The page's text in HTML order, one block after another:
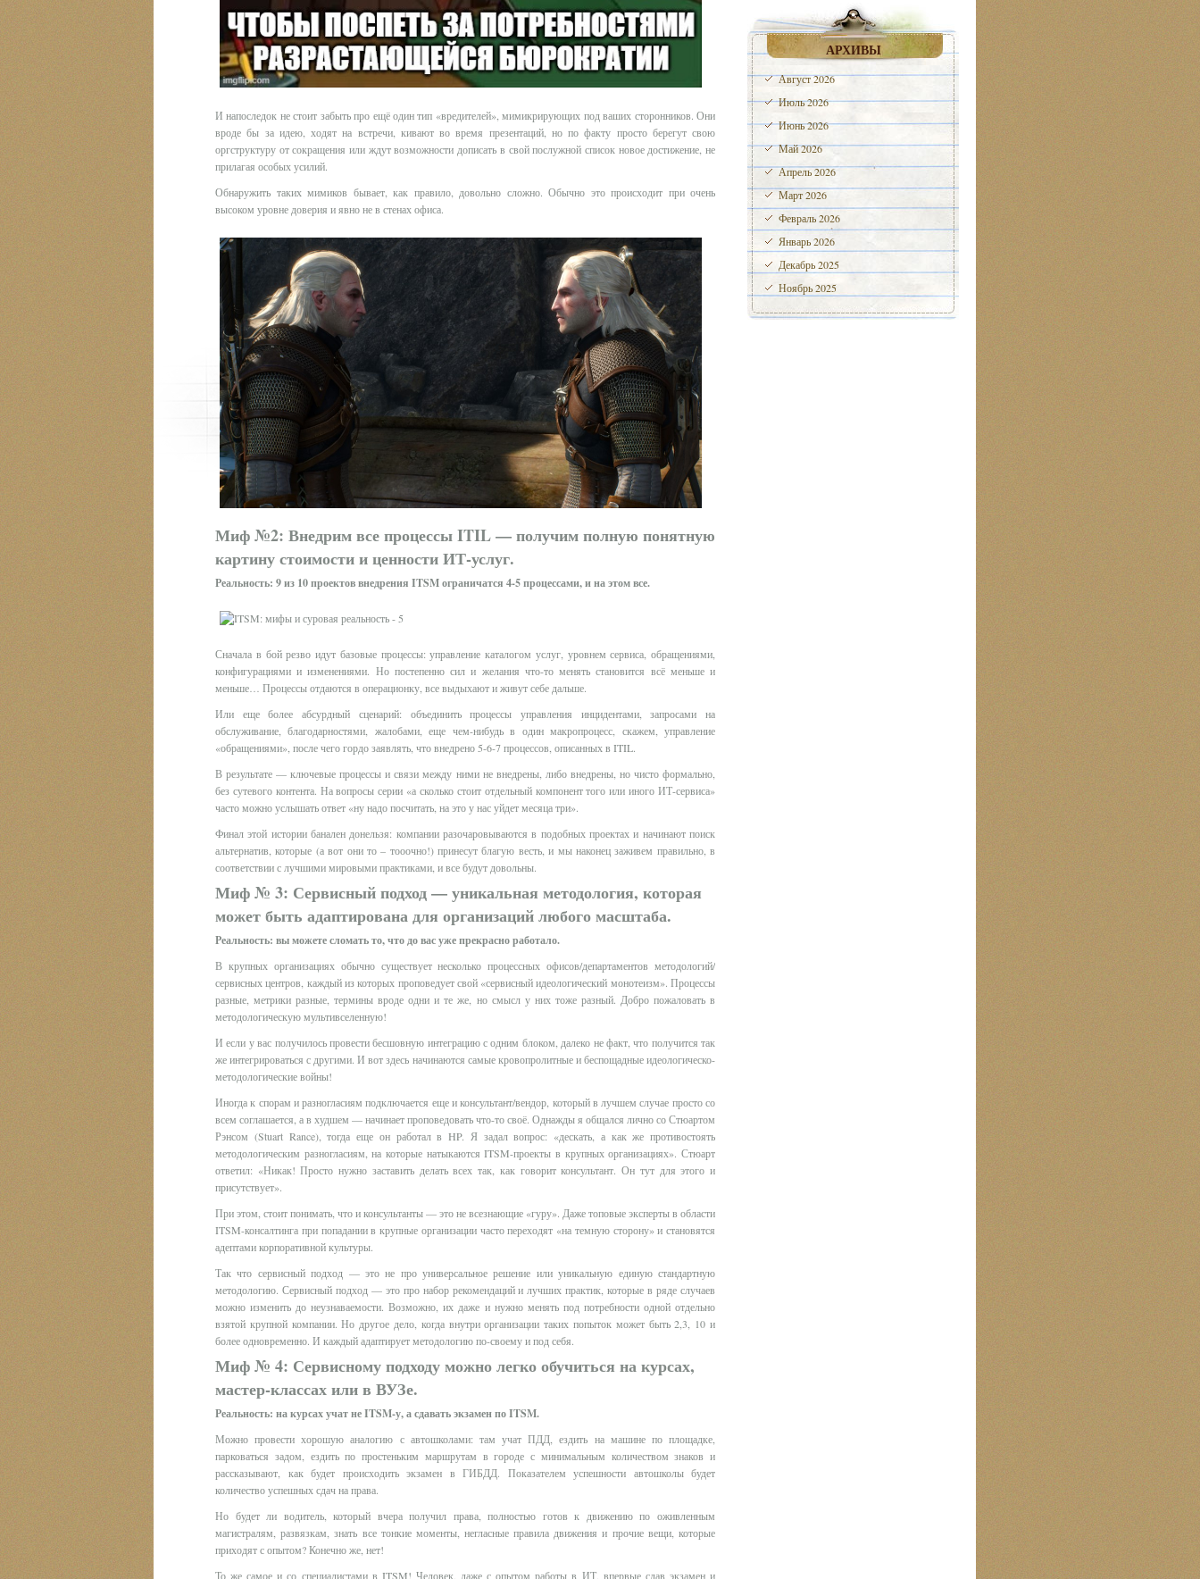
И напоследок не стоит забыть про ещё один тип «вредителей», мимикрирующих под ваших сторонников. Они
вроде бы за идею, ходят на встречи, кивают во время презентаций, но по факту просто берегут свою
оргструктуру от сокращения или ждут возможности дописать в свой послужной список новое достижение, не
прилагая особых усилий.
Обнаружить таких мимиков бывает, как правило, довольно сложно. Обычно это происходит при очень
высоком уровне доверия и явно не в стенах офиса.
Миф №2: Внедрим все процессы ITIL — получим полную понятную
картину стоимости и ценности ИТ-услуг.
Реальность: 9 из 10 проектов внедрения ITSM ограничатся 4-5 процессами, и на этом все.
Сначала в бой резво идут базовые процессы: управление каталогом услуг, уровнем сервиса, обращениями,
конфигурациями и изменениями. Но постепенно сил и желания что-то менять становится всё меньше и
меньше… Процессы отдаются в операционку, все выдыхают и живут себе дальше.
Или еще более абсурдный сценарий: объединить процессы управления инцидентами, запросами на
обслуживание, благодарностями, жалобами, еще чем-нибудь в один макропроцесс, скажем, управление
«обращениями», после чего гордо заявлять, что внедрено 5-6-7 процессов, описанных в ITIL.
В результате — ключевые процессы и связи между ними не внедрены, либо внедрены, но чисто формально,
без сутевого контента. На вопросы серии «а сколько стоит отдельный компонент того или иного ИТ-сервиса»
часто можно услышать ответ «ну надо посчитать, на это у нас уйдет месяца три».
Финал этой истории банален донельзя: компании разочаровываются в подобных проектах и начинают поиск
альтернатив, которые (а вот они то – тооочно!) принесут благую весть, и мы наконец заживем правильно, в
соответствии с лучшими мировыми практиками, и все будут довольны.
Миф № 3: Сервисный подход — уникальная методология, которая
может быть адаптирована для организаций любого масштаба.
Реальность: вы можете сломать то, что до вас уже прекрасно работало.
В крупных организациях обычно существует несколько процессных офисов/департаментов методологий/
сервисных центров, каждый из которых проповедует свой «сервисный идеологический монотеизм». Процессы
разные, метрики разные, термины вроде одни и те же, но смысл у них тоже разный. Добро пожаловать в
методологическую мультивселенную!
И если у вас получилось провести бесшовную интеграцию с одним блоком, далеко не факт, что получится так
же интегрироваться с другими. И вот здесь начинаются самые кровопролитные и беспощадные идеологическо-
методологические войны!
Иногда к спорам и разногласиям подключается еще и консультант/вендор, который в лучшем случае просто со
всем соглашается, а в худшем — начинает проповедовать что-то своё. Однажды я общался лично со Стюартом
Рэнсом (Stuart Rance), тогда еще он работал в HP. Я задал вопрос: «дескать, а как же противостоять
методологическим разногласиям, на которые натыкаются ITSM-проекты в крупных организациях». Стюарт
ответил: «Никак! Просто нужно заставить делать всех так, как говорит консультант. Он тут для этого и
присутствует».
При этом, стоит понимать, что и консультанты — это не всезнающие «гуру». Даже топовые эксперты в области
ITSM-консалтинга при попадании в крупные организации часто переходят «на темную сторону» и становятся
адептами корпоративной культуры.
Так что сервисный подход — это не про универсальное решение или уникальную единую стандартную
методологию. Сервисный подход — это про набор рекомендаций и лучших практик, которые в ряде случаев
можно изменить до неузнаваемости. Возможно, их даже и нужно менять под потребности одной отдельно
взятой крупной компании. Но другое дело, когда внутри организации таких попыток может быть 2,3, 10 и
более одновременно. И каждый адаптирует методологию по-своему и под себя.
Миф № 4: Сервисному подходу можно легко обучиться на курсах,
мастер-классах или в ВУЗе.
Реальность: на курсах учат не ITSM-у, а сдавать экзамен по ITSM.
Можно провести хорошую аналогию с автошколами: там учат ПДД, ездить на машине по площадке,
парковаться задом, ездить по простеньким маршрутам в городе с минимальным количеством знаков и
рассказывают, как будет происходить экзамен в ГИБДД. Показателем успешности автошколы будет
количество успешных сдач на права.
Но будет ли водитель, который вчера получил права, полностью готов к движению по оживленным
магистралям, развязкам, знать все тонкие моменты, негласные правила движения и прочие вещи, которые
приходят с опытом? Конечно же, нет!
То же самое и со специалистами в ITSM! Человек, даже с опытом работы в ИТ, впервые сдав экзамен и
АРХИВЫ
Август 2026
Июль 2026
Июнь 2026
Май 2026
Апрель 2026
Март 2026
Февраль 2026
Январь 2026
Декабрь 2025
Ноябрь 2025